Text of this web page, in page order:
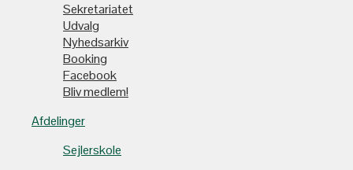
Sekretariatet
Udvalg
Nyhedsarkiv
Booking
Facebook
Bliv medlem!
Afdelinger
Sejlerskole